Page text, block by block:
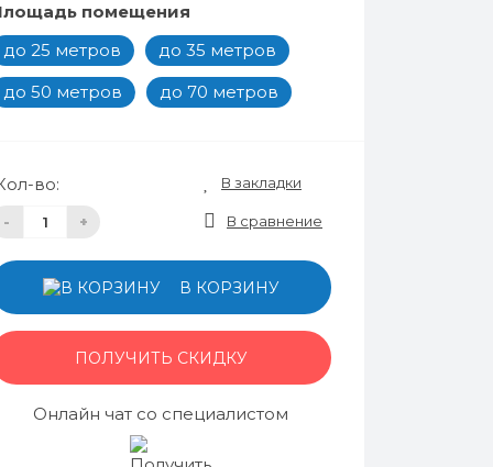
помещения
до 25 метров
до 35 метров
до 50 метров
до 70 метров
во:
- +
В закладки
В сравнение
В КОРЗИНУ
ПОЛУЧИТЬ СКИДКУ
Онлайн чат со специалистом